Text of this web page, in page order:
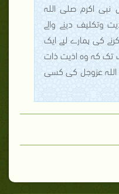
نبی اکرم صلی اللہ
وتکلیف دینے والے
کی ہمارے لیے ایک
تک کہ وہ اذیت ذات
اللہ عزوجل کی کسی